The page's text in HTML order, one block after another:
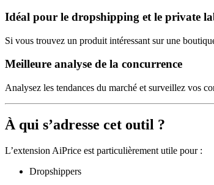
Idéal pour le dropshipping et le private
Si vous trouvez un produit intéressant sur une
Meilleure analyse de la concurrence
Analysez les tendances du marché et surveillez vos
À qui s’adresse cet outil ?
L’extension AiPrice est particulièrement utile pour :
Dropshippers